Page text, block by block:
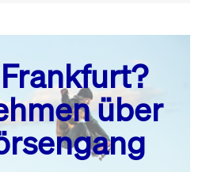
DO. FR. SA. SO.
1
2
6 7 8
über